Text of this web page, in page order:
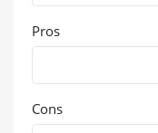
Pros
Cons